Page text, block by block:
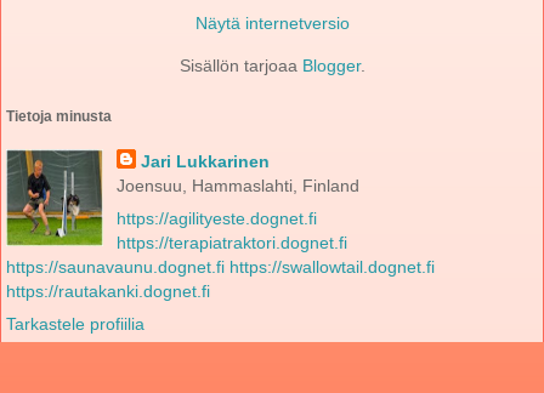
Näytä internetversio
Sisällön tarjoaa Blogger.
Tietoja minusta
Jari Lukkarinen
Joensuu, Hammaslahti, Finland
https://agilityeste.dognet.fi
https://terapiatraktori.dognet.fi
https://saunavaunu.dognet.fi https://swallowtail.dognet.fi
https://rautakanki.dognet.fi
Tarkastele profiilia